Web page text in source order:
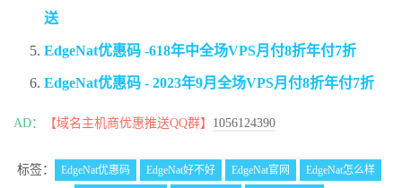
送
EdgeNat优惠码 -618年中全场VPS月付8折年付7折
EdgeNat优惠码 - 2023年9月全场VPS月付8折年付7折
AD： 【域名主机商优惠推送QQ群】 1056124390
标签： EdgeNat优惠码 EdgeNat好不好 EdgeNat官网
EdgeNat怎么样